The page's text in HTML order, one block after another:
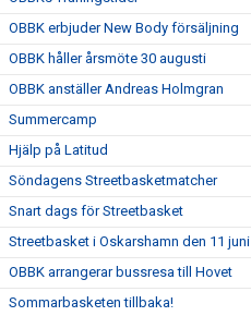
OBBK erbjuder New Body försäljning
OBBK håller årsmöte 30 augusti
OBBK anställer Andreas Holmgran
Summercamp
Hjälp på Latitud
Söndagens Streetbasketmatcher
Snart dags för Streetbasket
Streetbasket i Oskarshamn den 11 juni
OBBK arrangerar bussresa till Hovet
Sommarbasketen tillbaka!